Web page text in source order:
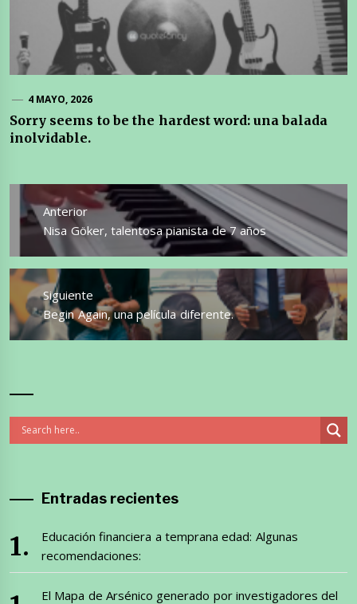
4 MAYO, 2026
Sorry seems to be the hardest word: una balada
inolvidable.
Navegación
de
entradas
Anterior
Entrada
anterior:
Nisa Göker, talentosa pianista de 7 años
Siguiente
Entrada
siguiente:
Begin Again, una película diferente.
Entradas recientes
Educación financiera a temprana edad: Algunas
recomendaciones:
El Mapa de Arsénico generado por investigadores del